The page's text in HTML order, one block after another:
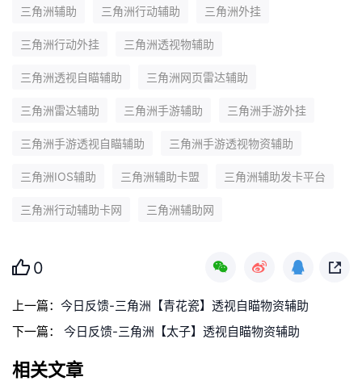
三角洲辅助 三角洲行动辅助 三角洲外挂
三角洲行动外挂 三角洲透视物辅助
三角洲透视自瞄辅助 三角洲网页雷达辅助
三角洲雷达辅助 三角洲手游辅助 三角洲手游外挂
三角洲手游透视自瞄辅助 三角洲手游透视物资辅助
三角洲IOS辅助 三角洲辅助卡盟 三角洲辅助发卡平台
三角洲行动辅助卡网 三角洲辅助网
0
上一篇： 今日反馈-三角洲【青花瓷】透视自瞄物资辅助
下一篇：
今日反馈-三角洲【太子】透视自瞄物资辅助
相关文章